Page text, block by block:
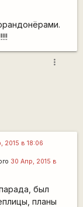
more_vert
2015 в 18:06
30 Апр, 2015 в
был
планы